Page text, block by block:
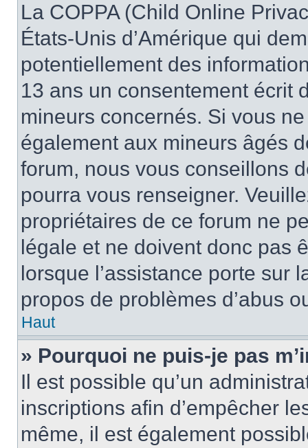
La COPPA (Child Online
États-Unis d’Amérique qui
potentiellement des
13 ans un consentement écrit
mineurs concernés. Si vous
également aux mineurs âgés
forum, nous vous conseillons
pourra vous renseigner.
propriétaires de ce forum ne
légale et ne doivent donc pas
lorsque l’assistance porte sur
propos de problèmes d’abus
Haut
» Pourquoi ne puis-je pas
Il est possible qu’un
inscriptions afin d’empêcher
même, il est également